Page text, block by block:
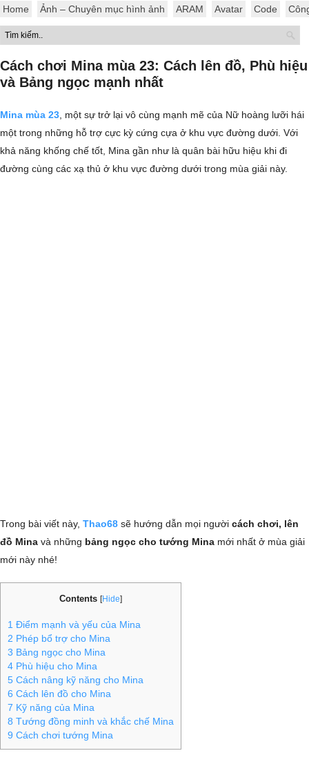
Home Ảnh – Chuyên mục hình ảnh ARAM Avatar Code
Cách chơi Mina mùa 23: Cách lên đồ, Phù hiệu
và Bảng ngọc mạnh nhất
Mina mùa 23 , một sự trở lại vô cùng mạnh mẽ của Nữ hoàng lưỡi hái
một trong những hỗ trợ cực kỳ cứng cựa ở khu vực đường dưới. Với
khả năng khống chế tốt, Mina gần như là quân bài hữu hiệu khi đi
đường cùng các xạ thủ ở khu vực đường dưới trong mùa giải này.
Trong bài viết này, Thao68 sẽ hướng dẫn mọi người cách chơi, lên
đồ Mina và những bảng ngọc cho tướng Mina mới nhất ở mùa giải
mới này nhé!
Contents [Hide]
1 Điểm mạnh và yếu của Mina
2 Phép bổ trợ cho Mina
3 Bảng ngọc cho Mina
4 Phù hiệu cho Mina
5 Cách nâng kỹ năng cho Mina
6 Cách lên đồ cho Mina
7 Kỹ năng của Mina
8 Tướng đồng minh và khắc chế Mina
9 Cách chơi tướng Mina